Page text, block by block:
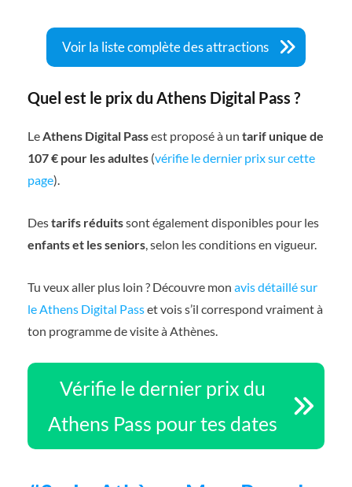
Voir la liste complète des attractions
Quel est le prix du Athens Digital Pass ?
LeAthens Digital Passest proposé à un tarif unique de
107 € pour les adultes (vérifie le dernier prix sur cette
page).
Destarifs réduitssont également disponibles pour les
enfants et les seniors, selon les conditions en vigueur.
Tu veux aller plus loin ? Découvre mon avis détaillé sur
le Athens Digital Passet vois s’il correspond vraiment à
ton programme de visite à Athènes.
Vérifie le dernier prix du
Athens Pass pour tes dates